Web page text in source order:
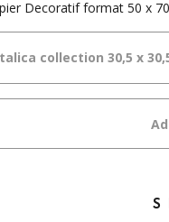
Decoratif format 50 x